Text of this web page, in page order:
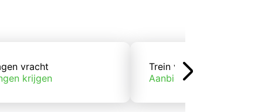
vracht
krijgen
Trein vracht
Aanbiedingen krijgen